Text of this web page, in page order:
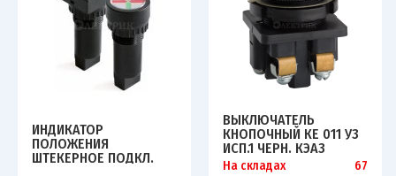
ИНДИКАТОР
ПОЛОЖЕНИЯ
ШТЕКЕРНОЕ ПОДКЛ.
ВЫКЛЮЧАТЕЛЬ
КНОПОЧНЫЙ КЕ 011 У3
ИСП.1 ЧЕРН. КЭАЗ
264477
На складах 67